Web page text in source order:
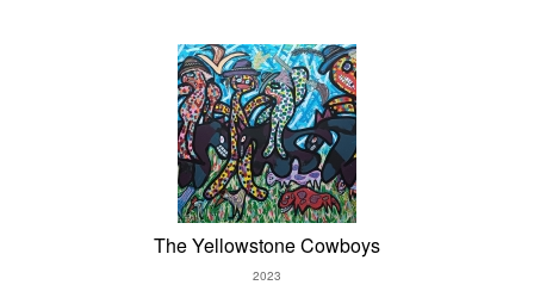
The Yellowstone Cowboys
2023